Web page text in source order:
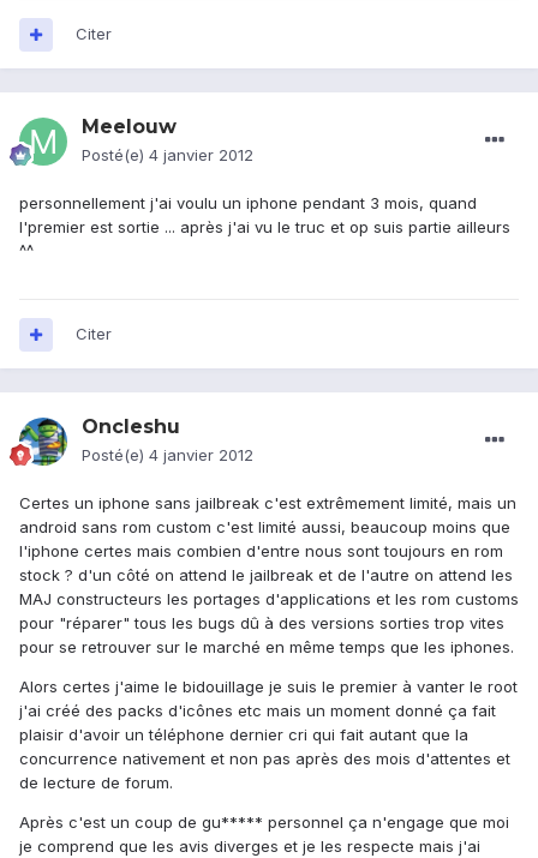
Citer
Meelouw
Posté(e) 4 janvier 2012
personnellement j'ai voulu un iphone pendant 3 mois, quand
l'premier est sortie ... après j'ai vu le truc et op suis partie ailleurs
^^
Citer
Oncleshu
Posté(e) 4 janvier 2012
Certes un iphone sans jailbreak c'est extrêmement limité, mais un
android sans rom custom c'est limité aussi, beaucoup moins que
l'iphone certes mais combien d'entre nous sont toujours en rom
stock ? d'un côté on attend le jailbreak et de l'autre on attend les
MAJ constructeurs les portages d'applications et les rom customs
pour "réparer" tous les bugs dû à des versions sorties trop vites
pour se retrouver sur le marché en même temps que les iphones.
Alors certes j'aime le bidouillage je suis le premier à vanter le root
j'ai créé des packs d'icônes etc mais un moment donné ça fait
plaisir d'avoir un téléphone dernier cri qui fait autant que la
concurrence nativement et non pas après des mois d'attentes et
de lecture de forum.
Après c'est un coup de gu***** personnel ça n'engage que moi
je comprend que les avis diverges et je les respecte mais j'ai